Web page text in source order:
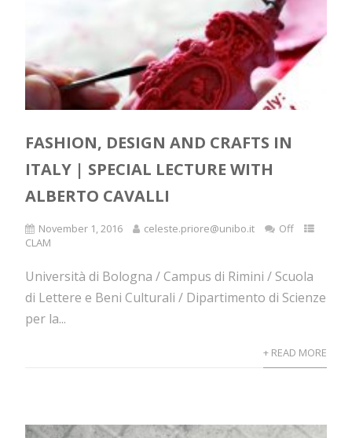
FASHION, DESIGN AND CRAFTS IN
ITALY | SPECIAL LECTURE WITH
ALBERTO CAVALLI
November 1, 2016 celeste.priore@unibo.it
Off
CLAM
Università di Bologna / Campus di Rimini / Scuola
di Lettere e Beni Culturali / Dipartimento di Scienze
per la...
+ READ MORE